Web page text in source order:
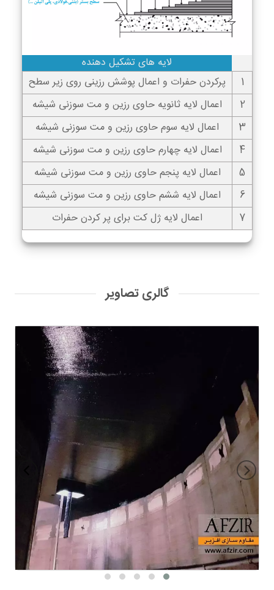
لایه های تشکیل دهنده
1
پرکردن حفرات و اعمال پوشش رزینی روی زیر سطح
2
اعمال لایه ثانویه حاوی رزین و مت سوزنی شیشه
3
اعمال لایه سوم حاوی رزین و مت سوزنی شیشه
4
اعمال لایه چهارم حاوی رزین و مت سوزنی شیشه
5
اعمال لایه پنجم حاوی رزین و مت سوزنی شیشه
6
اعمال لایه ششم حاوی رزین و مت سوزنی شیشه
7
اعمال لایه ژل کت برای پر کردن حفرات
گالری تصاویر